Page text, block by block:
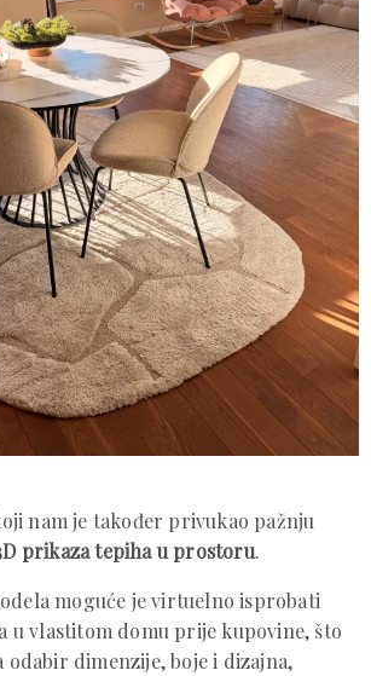
nam je također privukao pažnju
prikaza tepiha u prostoru.
moguće je virtuelno isprobati
u vlastitom domu prije kupovine, što
odabir dimenzije, boje i dizajna,